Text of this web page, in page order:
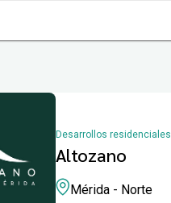
Desarrollos residenciales
Altozano
Mérida - Norte